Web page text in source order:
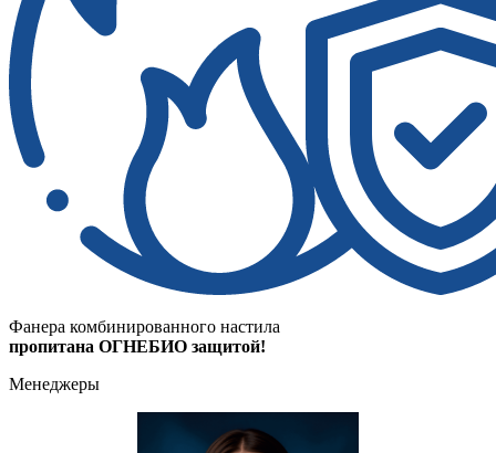
Фанера комбинированного настила
пропитана ОГНЕБИО защитой!
Менеджеры